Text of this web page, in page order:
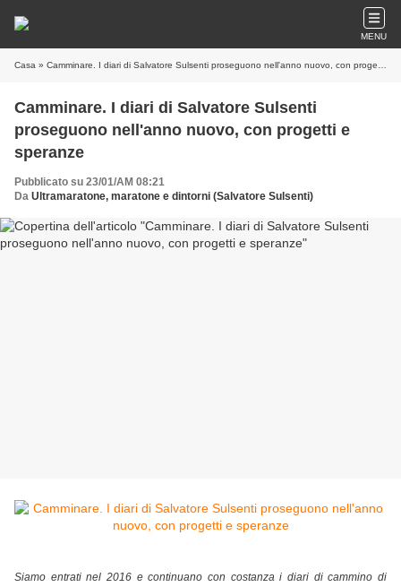
MENU
Casa » Camminare. I diari di Salvatore Sulsenti proseguono nell'anno nuovo, con progetti e speranze
Camminare. I diari di Salvatore Sulsenti
proseguono nell'anno nuovo, con progetti e
speranze
Pubblicato su 23/01/AM 08:21
Da Ultramaratone, maratone e dintorni (Salvatore Sulsenti)
Siamo entrati nel 2016 e continuano con costanza i diari di cammino di